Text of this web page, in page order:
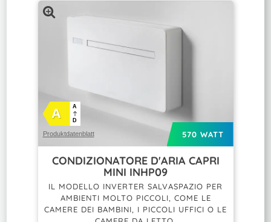
570 WATT
A A
D
Produktdatenblatt
CONDIZIONATORE D'ARIA CAPRI
MINI INHP09
IL MODELLO INVERTER SALVASPAZIO PER
AMBIENTI MOLTO PICCOLI, COME LE
CAMERE DEI BAMBINI, I PICCOLI UFFICI O LE